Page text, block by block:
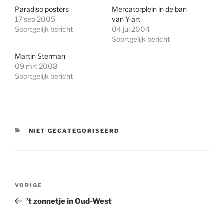
Paradiso posters
17 sep 2005
Soortgelijk bericht
Mercatorplein in de ban
van Y-art
04 jul 2004
Soortgelijk bericht
Martin Sterman
09 mrt 2008
Soortgelijk bericht
CATEGORIEËN
NIET GECATEGORISEERD
Vorig
bericht
VORIGE
’t zonnetje in Oud-West